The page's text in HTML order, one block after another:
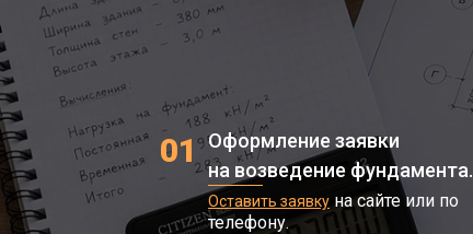
01
Оформление заявки
на возведение фундамента.
Оставить заявку на сайте или по
телефону.